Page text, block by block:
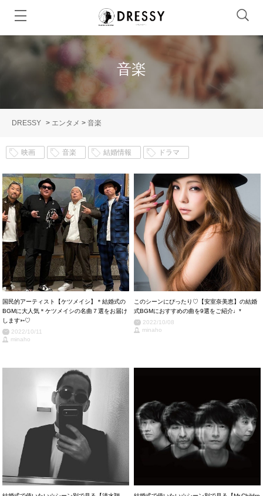
音楽
DRESSY > エンタメ > 音楽
映画 音楽 結婚情報 ドラマ
国民的アーティスト【ケツメイシ】＊結婚式の
BGMに大人気＊ケツメイシの名曲７選をお届け
します➳♡
2022/10/11
minaho
このシーンにぴったり♡【安室奈美恵】の結婚
式BGMにおすすめの曲を9選をご紹介♩*
2022/10/08
minaho